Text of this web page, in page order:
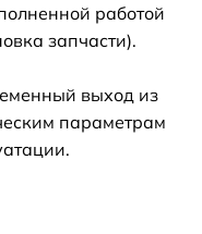
работой
запчасти).
выход из
параметрам